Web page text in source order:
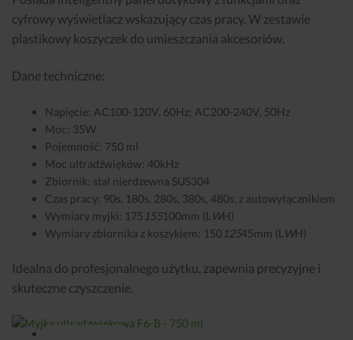
cyfrowy wyświetlacz wskazujący czas pracy. W zestawie
plastikowy koszyczek do umieszczania akcesoriów.
Dane techniczne:
Napięcie: AC100-120V, 60Hz; AC200-240V, 50Hz
Moc: 35W
Pojemność: 750 ml
Moc ultradźwięków: 40kHz
Zbiornik: stal nierdzewna SUS304
Czas pracy: 90s, 180s, 280s, 380s, 480s, z autowyłącznikiem
Wymiary myjki: 175 155100mm (L WH)
Wymiary zbiornika z koszykiem: 150 12545mm (L WH)
Idealna do profesjonalnego użytku, zapewnia precyzyjne i
skuteczne czyszczenie.